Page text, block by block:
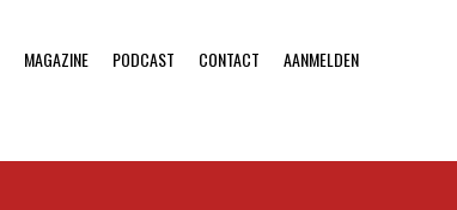
MAGAZINE PODCAST CONTACT AANMELDEN